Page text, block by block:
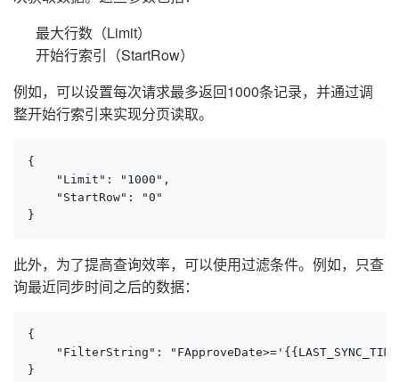
最大行数（Limit）
开始行索引（StartRow）
例如，可以设置每次请求最多返回1000条记录，并通过调
整开始行索引来实现分页读取。
{
    "Limit": "1000",
    "StartRow": "0"
}
此外，为了提高查询效率，可以使用过滤条件。例如，只查
询最近同步时间之后的数据：
{
"FilterString":
}